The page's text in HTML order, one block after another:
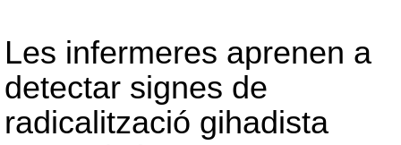
Les infermeres aprenen a
detectar signes de
radicalització gihadista